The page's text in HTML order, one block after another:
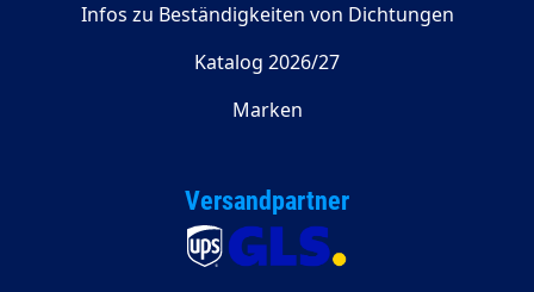
Infos zu Beständigkeiten von Dichtungen
Katalog 2026/27
Marken
Versandpartner